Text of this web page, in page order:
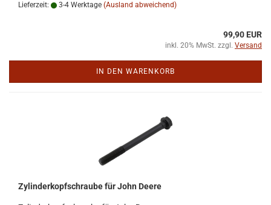
Lieferzeit:
3-4 Werktage (Ausland abweichend)
99,90 EUR
inkl. 20% MwSt. zzgl. Versand
IN DEN WARENKORB
Zy­lin­der­kopf­schrau­be für John Deere